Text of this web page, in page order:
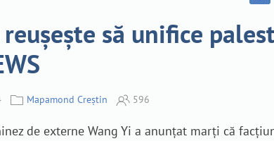
să unifice
Mapamond Creștin 596
de externe Wang Yi a anunțat marți că